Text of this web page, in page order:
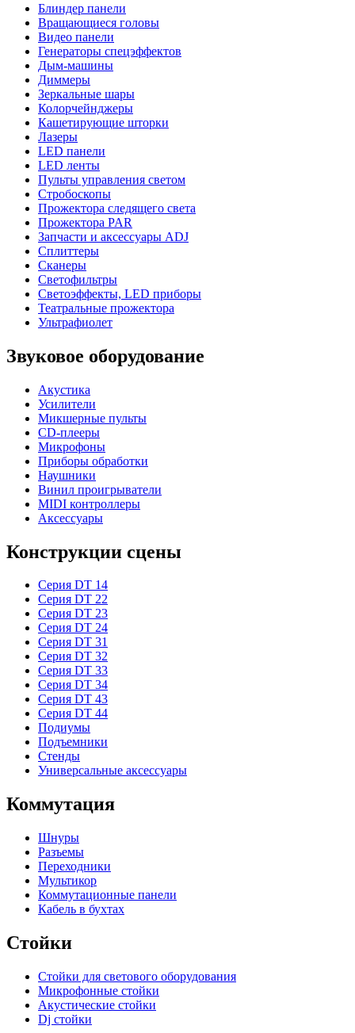
Блиндер панели
Вращающиеся головы
Видео панели
Генераторы спецэффектов
Дым-машины
Диммеры
Зеркальные шары
Колорчейнджеры
Кашетирующие шторки
Лазеры
LED панели
LED ленты
Пульты управления светом
Стробоскопы
Прожектора следящего света
Прожектора PAR
Запчасти и аксессуары ADJ
Сплиттеры
Сканеры
Светофильтры
Светоэффекты, LED приборы
Театральные прожектора
Ультрафиолет
Звуковое оборудование
Акустика
Усилители
Микшерные пульты
CD-плееры
Микрофоны
Приборы обработки
Наушники
Винил проигрыватели
MIDI контроллеры
Аксессуары
Конструкции сцены
Серия DT 14
Серия DT 22
Серия DT 23
Серия DT 24
Серия DT 31
Серия DT 32
Серия DT 33
Серия DT 34
Серия DT 43
Серия DT 44
Подиумы
Подъемники
Стенды
Универсальные аксессуары
Коммутация
Шнуры
Разъемы
Переходники
Мультикор
Коммутационные панели
Кабель в бухтах
Стойки
Стойки для светового оборудования
Микрофонные стойки
Акустические стойки
Dj стойки